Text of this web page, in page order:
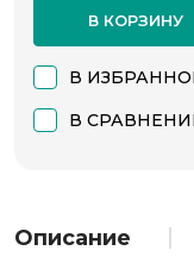
В КОРЗИНУ
В
В
Описание